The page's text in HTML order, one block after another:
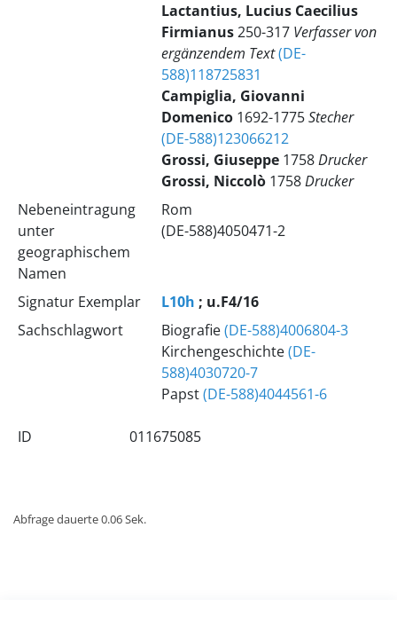
Lactantius, Lucius Caecilius
Firmianus250-317 Verfasser von
ergänzendem Text(DE-
588)118725831
Campiglia, Giovanni
Domenico 1692-1775Stecher
(DE-588)123066212
Grossi, Giuseppe 1758Drucker
Grossi, Niccolò 1758Drucker
Nebeneintragung
unter
geographischem
Namen
Rom
(DE-588)4050471-2
Signatur Exemplar L10h ; u.F4/16
Sachschlagwort
Biografie(DE-588)4006804-3
Kirchengeschichte(DE-
588)4030720-7
Papst(DE-588)4044561-6
ID 011675085
Abfrage dauerte 0.06 Sek.